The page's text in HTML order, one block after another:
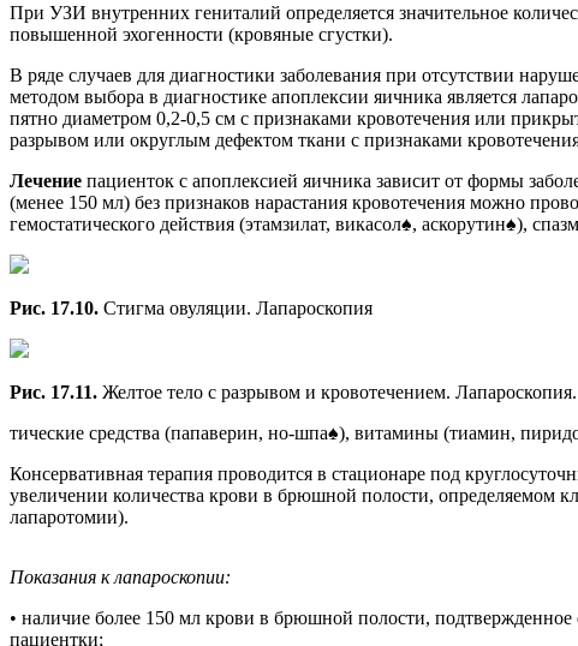
При УЗИ внутренних гениталий определяется значительное
повышенной эхогенности (кровяные сгустки).
В ряде случаев для диагностики заболевания при отсутствии
методом выбора в диагностике апоплексии яичника является
пятно диаметром 0,2-0,5 см с признаками кровотечения или
разрывом или округлым дефектом ткани с признаками
Лечение пациенток с апоплексией яичника зависит от формы
(менее 150 мл) без признаков нарастания кровотечения можно
гемостатического действия (этамзилат, викасол♠, аскорутин♠),
Рис. 17.10. Стигма овуляции. Лапароскопия
Рис. 17.11. Желтое тело с разрывом и кровотечением. Лапароскопия.
тические средства (папаверин, но-шпа♠), витамины (тиамин,
Консервативная терапия проводится в стационаре под
увеличении количества крови в брюшной полости, определяемом
лапаротомии).
Показания к лапароскопии:
• наличие более 150 мл крови в брюшной полости,
пациентки;